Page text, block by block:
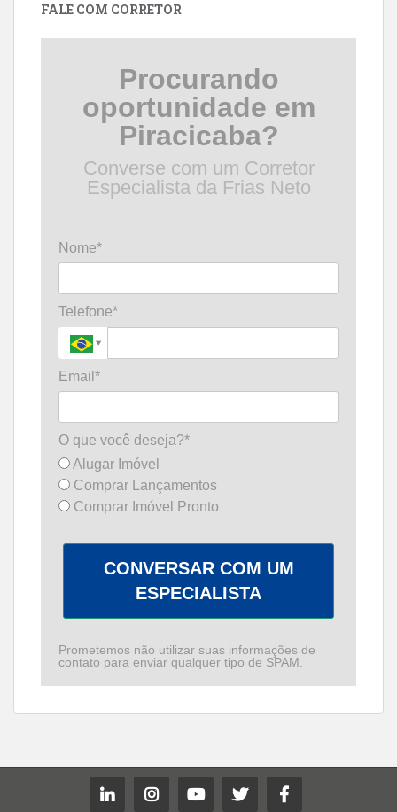
FALE COM CORRETOR
Procurando
oportunidade em
Piracicaba?
Converse com um Corretor
Especialista da Frias Neto
Nome*
Telefone*
Email*
O que você deseja?*
Alugar Imóvel
Comprar Lançamentos
Comprar Imóvel Pronto
CONVERSAR COM UM
ESPECIALISTA
Prometemos não utilizar suas informações de
contato para enviar qualquer tipo de SPAM.